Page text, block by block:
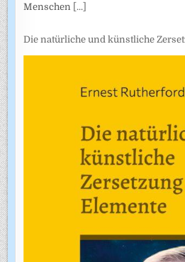
Menschen [...]
Die natürliche und künstliche